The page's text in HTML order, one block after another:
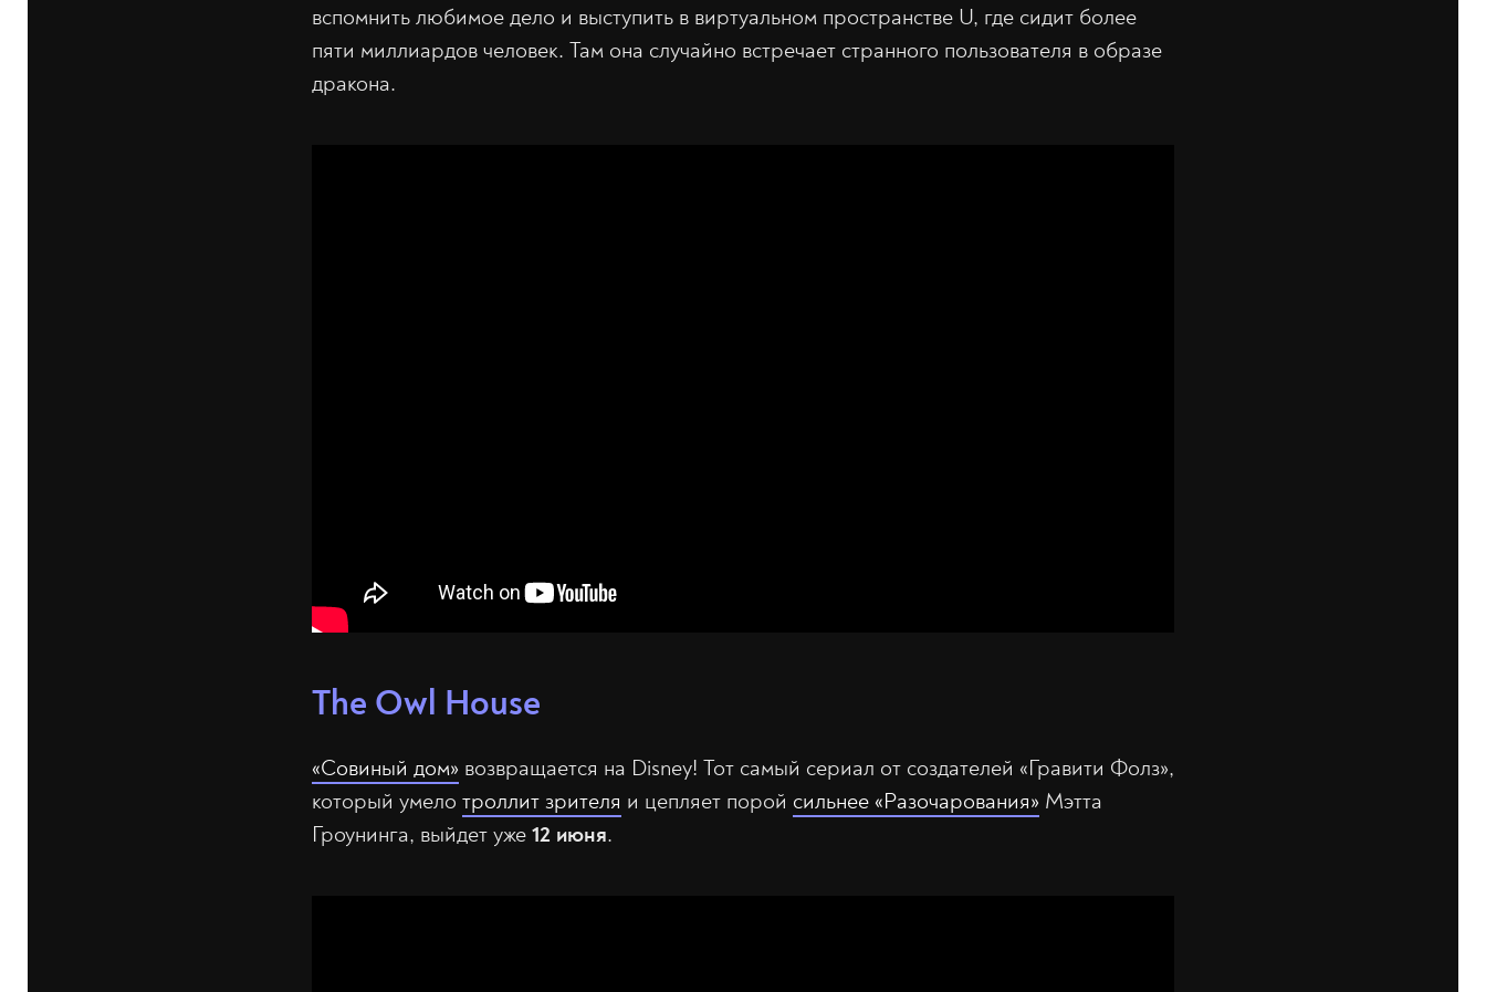
вспомнить любимое дело и выступить в виртуальном пространстве U, где сидит более
пяти миллиардов человек. Там она случайно встречает странного пользователя в образе
дракона.
The Owl House
«Совиный дом» возвращается на Disney! Тот самый сериал от создателей «Гравити Фолз»,
который умело троллит зрителя и цепляет порой сильнее «Разочарования» Мэтта
Гроунинга, выйдет уже 12 июня.